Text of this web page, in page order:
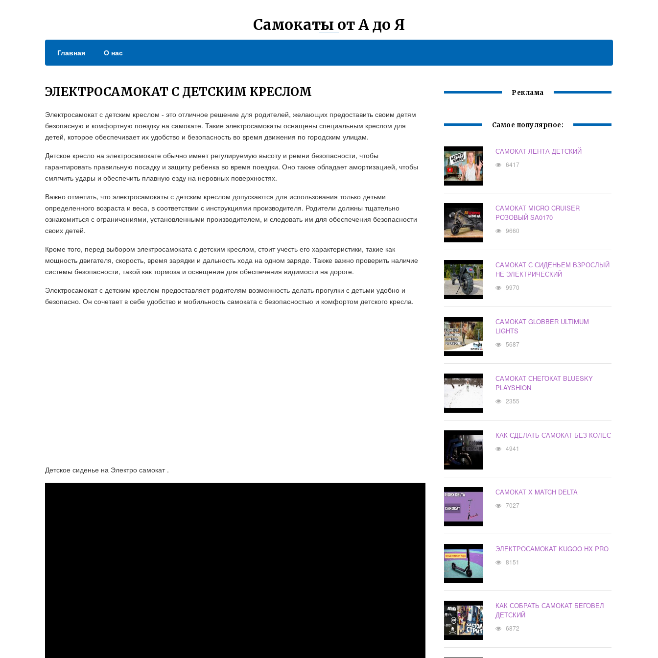
Самокаты от А до Я
Главная О нас
ЭЛЕКТРОСАМОКАТ С ДЕТСКИМ КРЕСЛОМ
Электросамокат с детским креслом - это отличное решение для родителей, желающих предоставить своим детям
безопасную и комфортную поездку на самокате. Такие электросамокаты оснащены специальным креслом для
детей, которое обеспечивает их удобство и безопасность во время движения по городским улицам.
Детское кресло на электросамокате обычно имеет регулируемую высоту и ремни безопасности, чтобы
гарантировать правильную посадку и защиту ребенка во время поездки. Оно также обладает амортизацией, чтобы
смягчить удары и обеспечить плавную езду на неровных поверхностях.
Важно отметить, что электросамокаты с детским креслом допускаются для использования только детьми
определенного возраста и веса, в соответствии с инструкциями производителя. Родители должны тщательно
ознакомиться с ограничениями, установленными производителем, и следовать им для обеспечения безопасности
своих детей.
Кроме того, перед выбором электросамоката с детским креслом, стоит учесть его характеристики, такие как
мощность двигателя, скорость, время зарядки и дальность хода на одном заряде. Также важно проверить наличие
системы безопасности, такой как тормоза и освещение для обеспечения видимости на дороге.
Электросамокат с детским креслом предоставляет родителям возможность делать прогулки с детьми удобно и
безопасно. Он сочетает в себе удобство и мобильность самоката с безопасностью и комфортом детского кресла.
Детское сиденье на Электро самокат .
Реклама
Самое популярное:
САМОКАТ ЛЕНТА ДЕТСКИЙ
6417
САМОКАТ MICRO CRUISER
РОЗОВЫЙ SA0170
9660
САМОКАТ С СИДЕНЬЕМ ВЗРОСЛЫЙ
НЕ ЭЛЕКТРИЧЕСКИЙ
9970
САМОКАТ GLOBBER ULTIMUM
LIGHTS
5687
САМОКАТ СНЕГОКАТ BLUESKY
PLAYSHION
2355
КАК СДЕЛАТЬ САМОКАТ БЕЗ КОЛЕС
4941
САМОКАТ X MATCH DELTA
7027
ЭЛЕКТРОСАМОКАТ KUGOO HX PRO
8151
КАК СОБРАТЬ САМОКАТ БЕГОВЕЛ
ДЕТСКИЙ
6872